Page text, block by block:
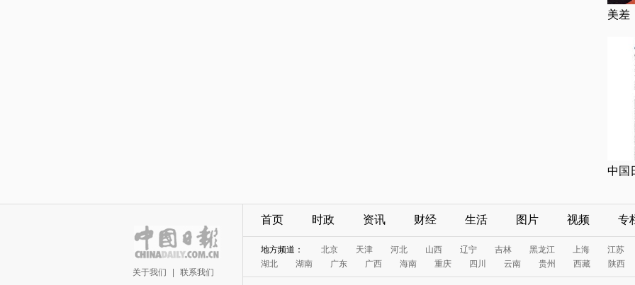
美差
中国
关于我们 联系我们
首页 时政 资讯 财经 生活 图片 视频 专
地方频道： 北京 天津 河北 山西 辽宁 吉林 黑龙江 上海
江苏
湖北
湖南 广东 广西 海南 重庆 四川 云南 贵州 西藏 陕西